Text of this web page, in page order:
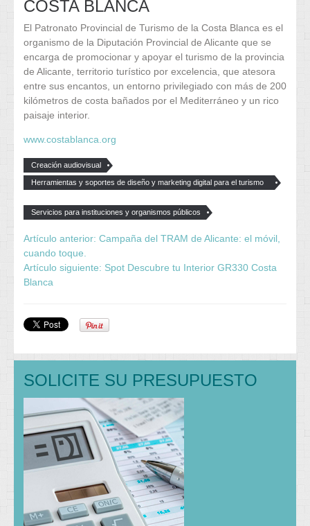
COSTA BLANCA
El Patronato Provincial de Turismo de la Costa Blanca es el
organismo de la Diputación Provincial de Alicante que se
encarga de promocionar y apoyar el turismo de la provincia
de Alicante, territorio turístico por excelencia, que atesora
entre sus encantos, un entorno privilegiado con más de 200
kilómetros de costa bañados por el Mediterráneo y un rico
paisaje interior.
www.costablanca.org
Creación audiovisual
Herramientas y soportes de diseño y marketing digital para el turismo
Servicios para instituciones y organismos públicos
Artículo anterior: Campaña del TRAM de Alicante: el móvil,
cuando toque.
Artículo siguiente: Spot Descubre tu Interior GR330 Costa
Blanca
SOLICITE SU PRESUPUESTO